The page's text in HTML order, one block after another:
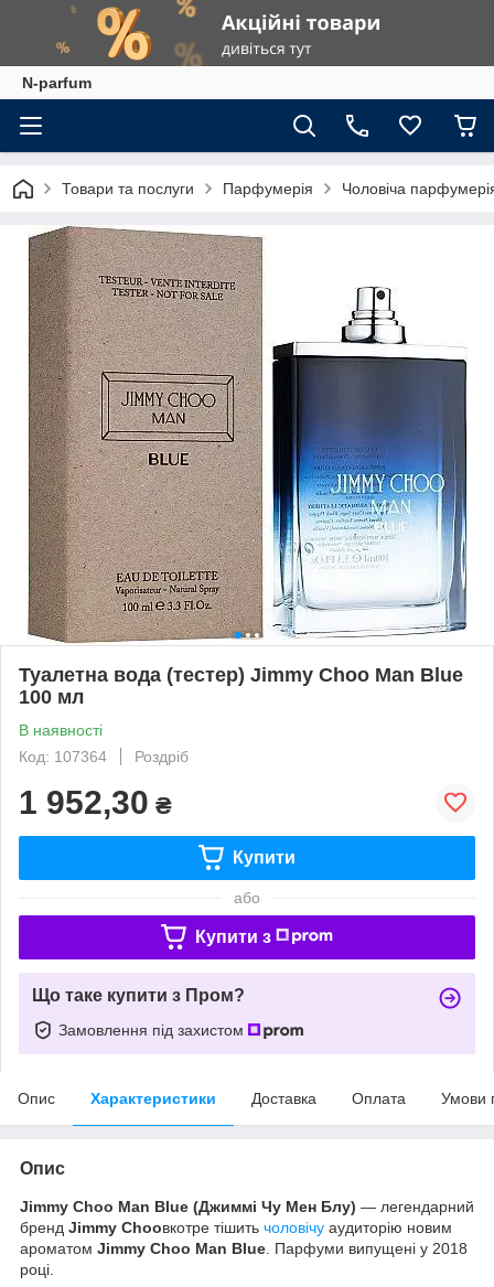
N-parfum
Товари та послуги Парфумерія Чоловіча
Туалетна вода (тестер) Jimmy Choo Man Blue
100 мл
В наявності
Код: 107364
Роздріб
1 952,30 ₴
Купити
або
Купити з
Що таке купити з Пром?
Замовлення під захистом
Опис Характеристики Доставка Оплата Умови
Опис
Jimmy Choo Man Blue (Джиммі Чу Мен Блу) — легендарний
бренд Jimmy Chooвкотре тішить чоловічу аудиторію новим
ароматом Jimmy Choo Man Blue . Парфуми випущені у 2018
році.